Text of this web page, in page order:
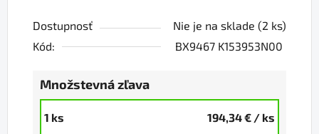
Dostupnosť Nie je na sklade (2 ks)
Kód:
BX9467 K153953N00
Množstevná zľava
1 ks 194,34 € / ks